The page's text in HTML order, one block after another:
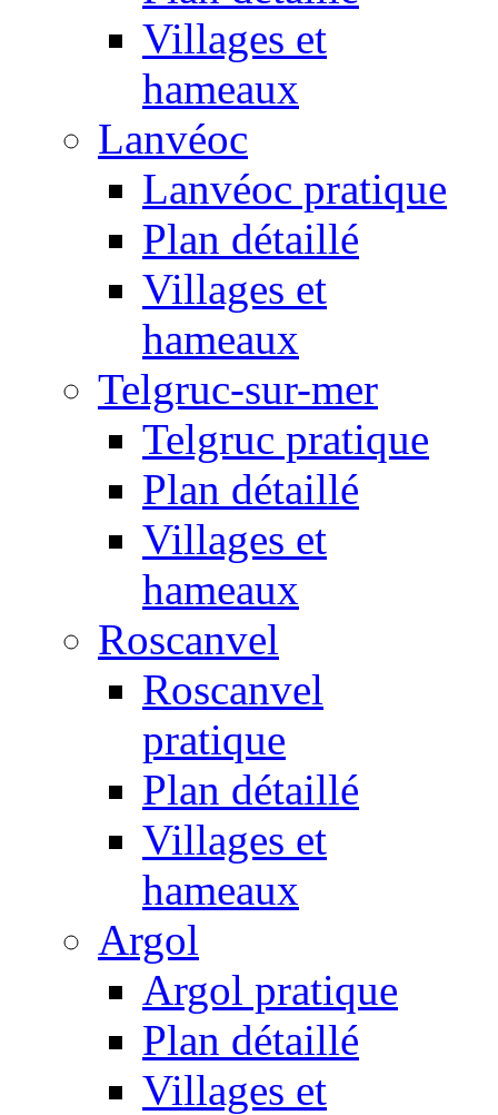
Villages et
hameaux
Lanvéoc
Lanvéoc pratique
Plan détaillé
Villages et
hameaux
Telgruc-sur-mer
Telgruc pratique
Plan détaillé
Villages et
hameaux
Roscanvel
Roscanvel
pratique
Plan détaillé
Villages et
hameaux
Argol
Argol pratique
Plan détaillé
Villages et